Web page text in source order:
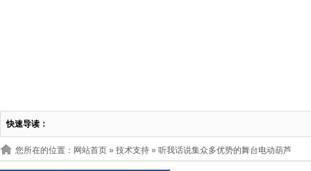
快速导读：
您所在的位置：网站首页 » 技术支持 » 听我话说集众多优势的舞台电动葫芦